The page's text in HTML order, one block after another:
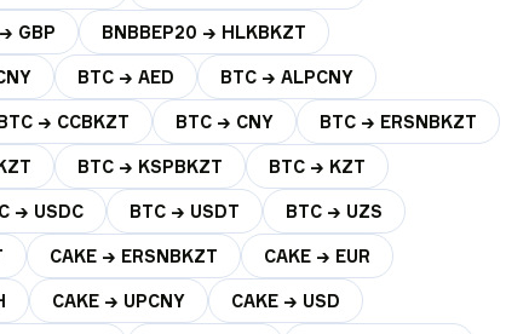
GBP BNBBEP20 → HLKBKZT
BTC → AED BTC → ALPCNY
→ CCBKZT BTC → CNY BTC → ERSNBKZT
BTC → KSPBKZT BTC → KZT
→ USDC BTC → USDT BTC → UZS
CAKE → ERSNBKZT CAKE → EUR
CAKE → UPCNY CAKE → USD